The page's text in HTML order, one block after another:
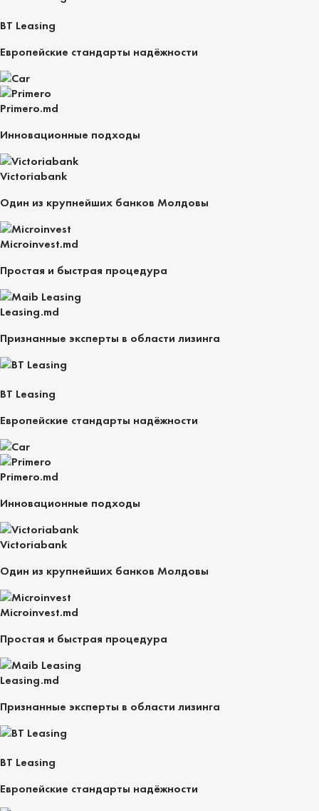
BT Leasing
Европейские стандарты надёжности
Primero.md
Инновационные подходы
Victoriabank
Один из крупнейших банков Молдовы
Microinvest.md
Простая и быстрая процедура
Leasing.md
Признанные эксперты в области лизинга
BT Leasing
Европейские стандарты надёжности
Primero.md
Инновационные подходы
Victoriabank
Один из крупнейших банков Молдовы
Microinvest.md
Простая и быстрая процедура
Leasing.md
Признанные эксперты в области лизинга
BT Leasing
Европейские стандарты надёжности